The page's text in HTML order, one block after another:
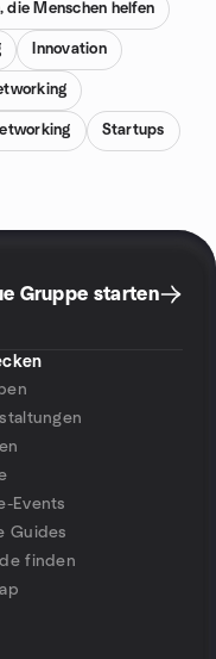
die Menschen helfen
Innovation
Startups
Gruppe starten
Events
Guides
finden